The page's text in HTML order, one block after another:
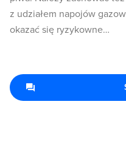
z udziałem napojów
okazać się ryzykowne…